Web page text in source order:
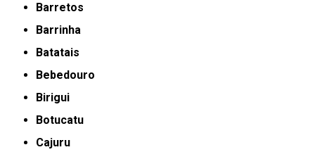
Barretos
Barrinha
Batatais
Bebedouro
Birigui
Botucatu
Cajuru